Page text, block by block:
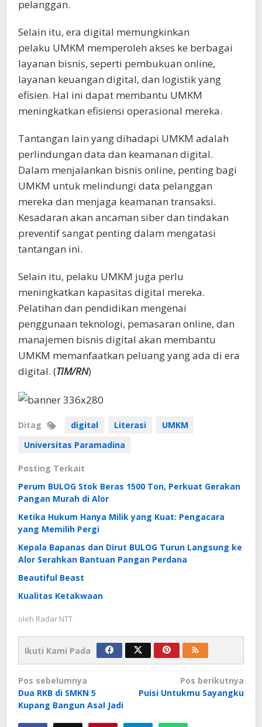
pelanggan.
Selain itu, era digital memungkinkan
pelaku UMKM memperoleh akses ke berbagai
layanan bisnis, seperti pembukuan online,
layanan keuangan digital, dan logistik yang
efisien. Hal ini dapat membantu UMKM
meningkatkan efisiensi operasional mereka.
Tantangan lain yang dihadapi UMKM adalah
perlindungan data dan keamanan digital.
Dalam menjalankan bisnis online, penting bagi
UMKM untuk melindungi data pelanggan
mereka dan menjaga keamanan transaksi.
Kesadaran akan ancaman siber dan tindakan
preventif sangat penting dalam mengatasi
tantangan ini.
Selain itu, pelaku UMKM juga perlu
meningkatkan kapasitas digital mereka.
Pelatihan dan pendidikan mengenai
penggunaan teknologi, pemasaran online, dan
manajemen bisnis digital akan membantu
UMKM memanfaatkan peluang yang ada di era
digital. (TIM/RN)
Ditag digital Literasi
UMKM
Universitas Paramadina
Posting Terkait
Perum BULOG Stok Beras 1500 Ton, Perkuat Gerakan
Pangan Murah di Alor
Ketika Hukum Hanya Milik yang Kuat: Pengacara
yang Memilih Pergi
Kepala Bapanas dan Dirut BULOG Turun Langsung ke
Alor Serahkan Bantuan Pangan Perdana
Beautiful Beast
Kualitas Ketakwaan
oleh Radar NTT
Ikuti Kami Pada
Navigasi
pos
Pos sebelumnya
Dua RKB di SMKN 5
Kupang Bangun Asal Jadi
Pos berikutnya
Puisi Untukmu Sayangku